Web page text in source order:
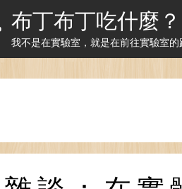
布丁布丁吃什麼？
我不是在實驗室，就是在前往實驗室的